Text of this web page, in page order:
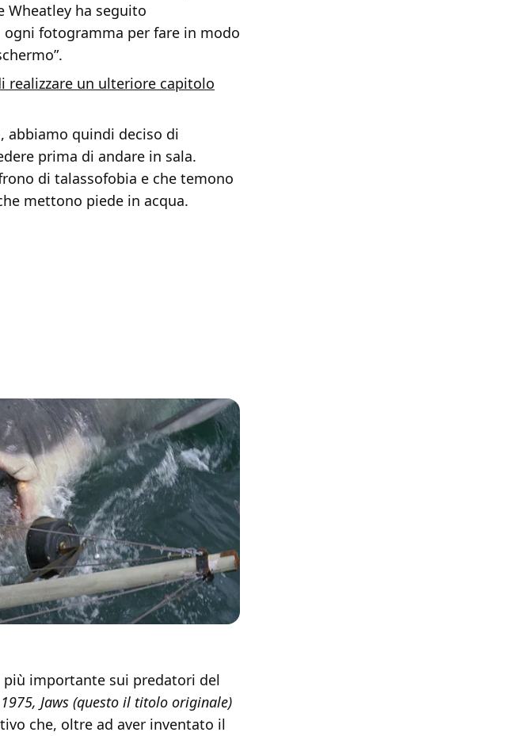
Wheatley ha seguito
fotogramma per fare in modo
realizzare un ulteriore capitolo
, abbiamo quindi deciso di
prima di andare in sala.
di talassofobia e che temono
mettono piede in acqua.
importante sui predatori del
Jaws (questo il titolo originale)
che, oltre ad aver inventato il